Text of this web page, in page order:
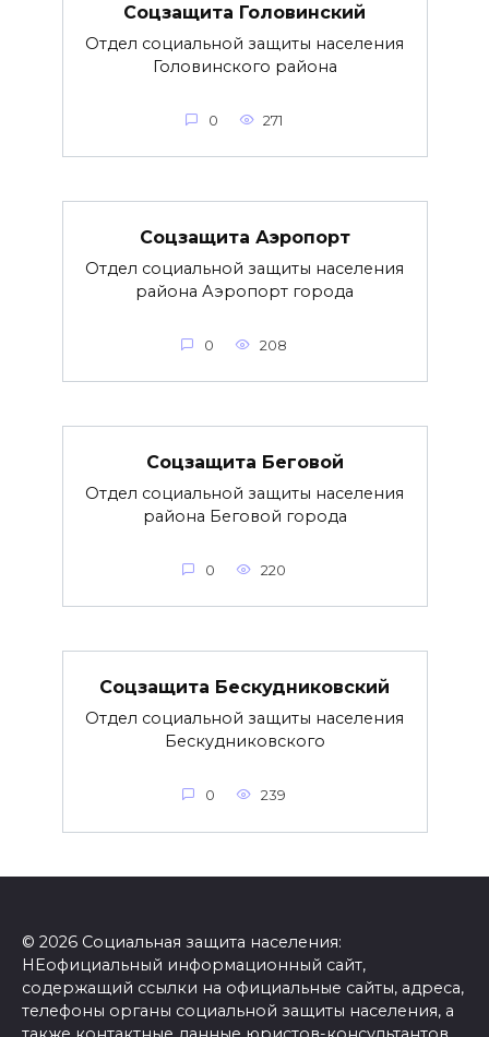
Соцзащита Головинский
Отдел социальной защиты населения
Головинского района
0 271
Соцзащита Аэропорт
Отдел социальной защиты населения
района Аэропорт города
0 208
Соцзащита Беговой
Отдел социальной защиты населения
района Беговой города
0 220
Соцзащита Бескудниковский
Отдел социальной защиты населения
Бескудниковского
0 239
© 2026 Социальная защита населения:
НЕофициальный информационный сайт,
содержащий ссылки на официальные сайты, адреса,
телефоны органы социальной защиты населения, а